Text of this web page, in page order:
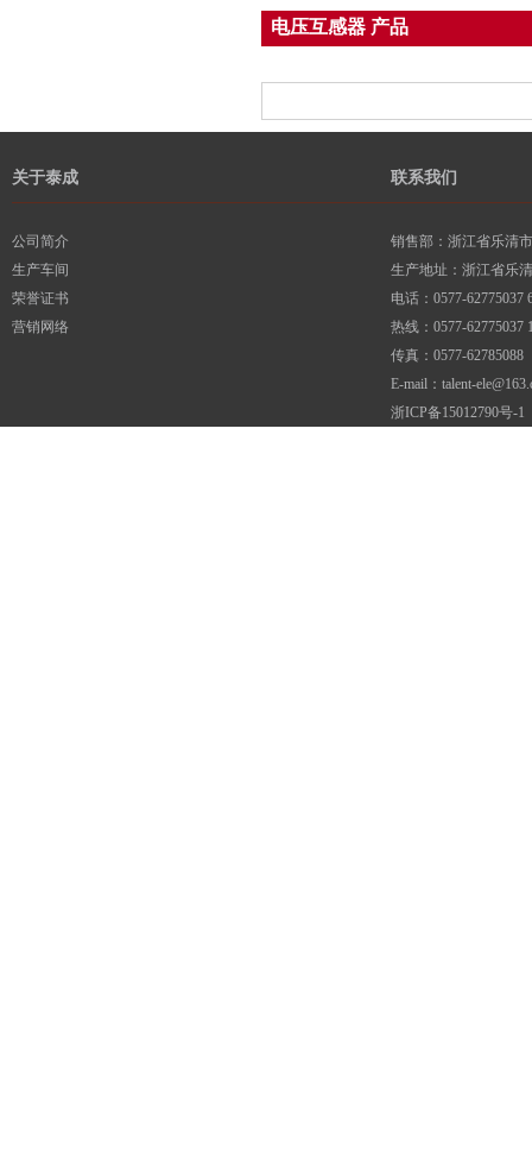
电压互感器 产品
关于泰成 联系我们
公司简介
生产车间
荣誉证书
营销网络
销售部：浙江省乐清
生产地址：浙江省乐
电话：0577-62775037
热线：0577-62775037
传真：0577-62785088
E-mail：talent-
浙ICP备15012790号-1